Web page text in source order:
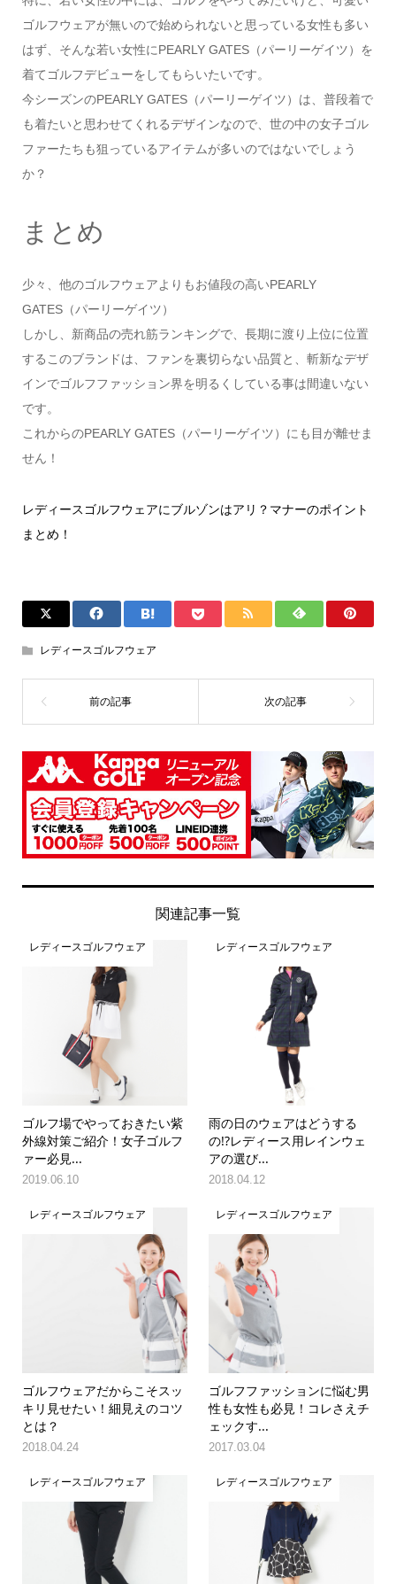
ゴルフウェアが無いので始められないと思っている女性も多い
はず、そんな若い女性にPEARLY GATES（パーリーゲイツ）を
着てゴルフデビューをしてもらいたいです。
今シーズンのPEARLY GATES（パーリーゲイツ）は、普段着で
も着たいと思わせてくれるデザインなので、世の中の女子ゴル
ファーたちも狙っているアイテムが多いのではないでしょう
か？
まとめ
少々、他のゴルフウェアよりもお値段の高いPEARLY
GATES（パーリーゲイツ）
しかし、新商品の売れ筋ランキングで、長期に渡り上位に位置
するこのブランドは、ファンを裏切らない品質と、斬新なデザ
インでゴルフファッション界を明るくしている事は間違いない
です。
これからのPEARLY GATES（パーリーゲイツ）にも目が離せま
せん！
レディースゴルフウェアにブルゾンはアリ？マナーのポイント
まとめ！
レディースゴルフウェア
関連記事一覧
レディースゴルフウェア
ゴルフ場でやっておきたい紫
外線対策ご紹介！女子ゴルフ
ァー必見...
2019.06.10
レディースゴルフウェア
雨の日のウェアはどうする
の!?レディース用レインウェ
アの選び...
2018.04.12
レディースゴルフウェア
ゴルフウェアだからこそスッ
キリ見せたい！細見えのコツ
とは？
2018.04.24
レディースゴルフウェア
ゴルフファッションに悩む男
性も女性も必見！コレさえチ
ェックす...
2017.03.04
レディースゴルフウェア レディースゴルフウェア